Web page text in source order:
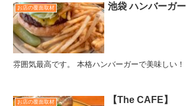
お店の覆面取材 池袋 ハンバーガー
雰囲気最高です。 本格ハンバーガーで美味しい！
お店の覆面取材 【The CAFE】